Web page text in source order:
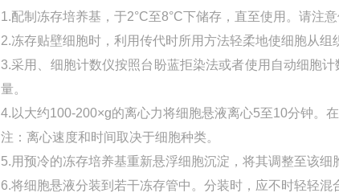
1.配制冻存培养基，于2°C至8°C下储存，直至使用。请注
2.冻存贴壁细胞时，利用传代时所用方法轻柔地使细胞从
3.采用、细胞计数仪按照台盼蓝拒染法或者使用自动细胞
量。
4.以大约100-200×g的离心力将细胞悬液离心5至10分钟。
注：离心速度和时间取决于细胞种类。
5.用预冷的冻存培养基重新悬浮细胞沉淀，将其调整至该细
6.将细胞悬液分装到若干冻存管中。分装时，应不时轻轻混